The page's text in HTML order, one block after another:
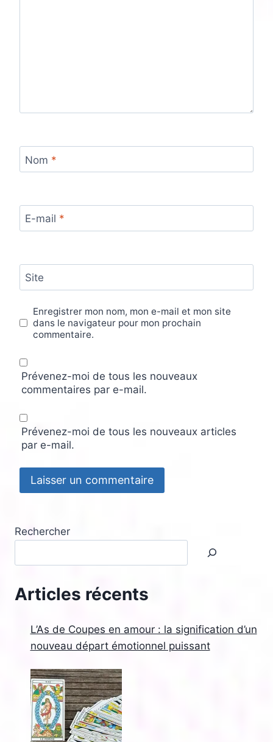
Nom *
E-mail *
Site
Enregistrer mon nom, mon e-mail et mon site
dans le navigateur pour mon prochain
commentaire.
Prévenez-moi de tous les nouveaux
commentaires par e-mail.
Prévenez-moi de tous les nouveaux articles
par e-mail.
Rechercher
Articles récents
L’As de Coupes en amour : la signification d’un
nouveau départ émotionnel puissant